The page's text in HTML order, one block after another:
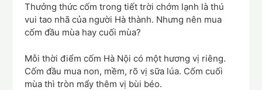
Thưởng thức cốm trong tiết trời chớm lạnh là thú
vui tao nhã của người Hà thành. Nhưng nên mua
cốm đầu mùa hay cuối mùa?
Mỗi thời điểm cốm Hà Nội có một hương vị riêng.
Cốm đầu mua non, mềm, rõ vị sữa lúa. Cốm cuối
mùa thì tròn mẩy thêm vị bùi béo.